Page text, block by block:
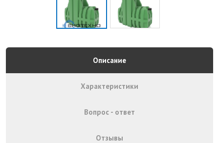
Описание
Характеристики
Вопрос - ответ
Отзывы